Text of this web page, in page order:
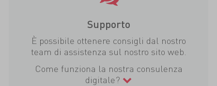
Supporto
È possibile ottenere consigli dal nostro
team di assistenza sul nostro sito web.
Come funziona la nostra consulenza
digitale?